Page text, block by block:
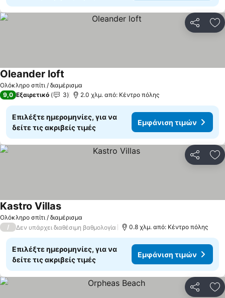
Ολόκληρο σπίτι / διαμέρισμα
Oleander loft
9,0 Εξαιρετικό 3 2.0 χλμ. από: Κέντρο πόλης
Επιλέξτε ημερομηνίες, για να
δείτε τις ακριβείς τιμές
Εμφάνιση τιμών
Ολόκληρο σπίτι / διαμέρισμα
Kastro Villas
/ Δεν υπάρχει διαθέσιμη βαθμολογία 0.8 χλμ. από: Κέντρο πόλης
Επιλέξτε ημερομηνίες, για να
δείτε τις ακριβείς τιμές
Εμφάνιση τιμών